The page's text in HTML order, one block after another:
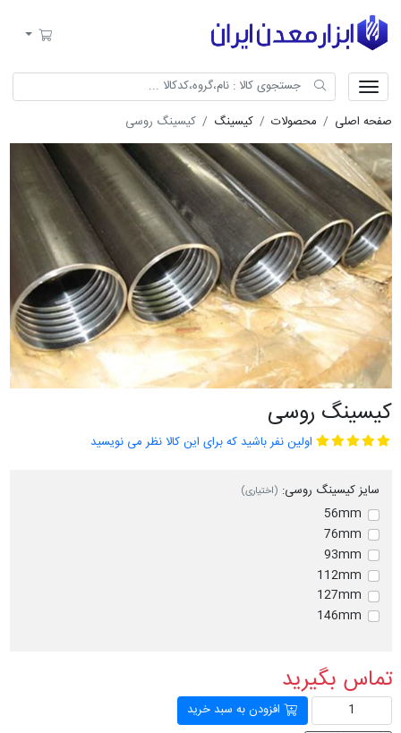
سبد خرید
صفحه اصلی محصولات کیسینگ کیسینگ روسی
کیسینگ روسی
اولین نفر باشید که برای این کالا نظر می نویسید
سایز کیسینگ روسی: (اختیاری)
56mm
76mm
93mm
112mm
127mm
146mm
تماس بگیرید
افزودن به سبد خرید